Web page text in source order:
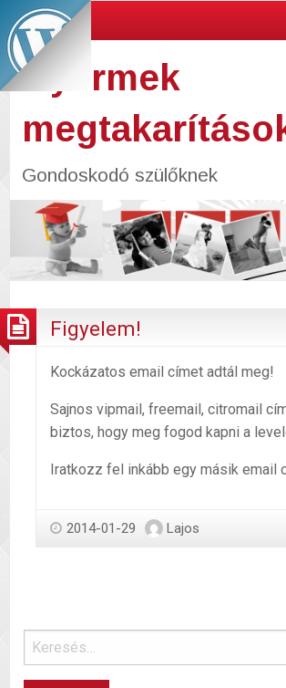
Gyermek
Gondoskodó szülőknek
Figyelem!
Kockázatos email címet adtál meg!
Sajnos vipmail, freemail, citromail
biztos, hogy meg fogod kapni a
Iratkozz fel inkább egy másik email
2014-01-29 Lajos